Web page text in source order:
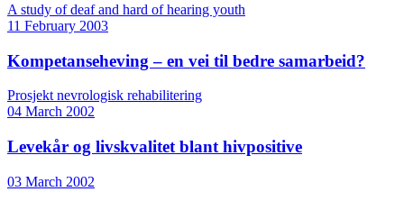
A study of deaf and hard of hearing youth
11 February 2003
Kompetanseheving – en vei til bedre samarbeid?
Prosjekt nevrologisk rehabilitering
04 March 2002
Levekår og livskvalitet blant hivpositive
03 March 2002